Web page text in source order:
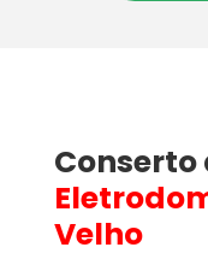
Conserto
Velho